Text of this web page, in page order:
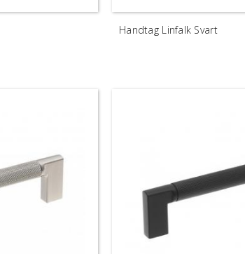
Handtag Linfalk Svart